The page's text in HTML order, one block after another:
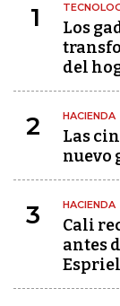
1
Los
del
2 HACIENDA
Las
nuevo
3 HACIENDA
Cali
antes